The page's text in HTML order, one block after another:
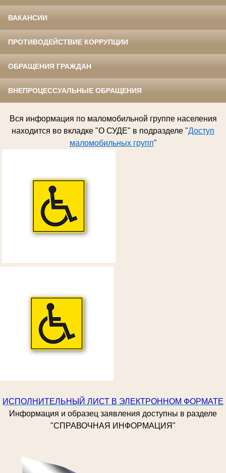
ВАКАНСИИ
ПРОТИВОДЕЙСТВИЕ КОРРУПЦИИ
ОБРАЩЕНИЯ ГРАЖДАН
ВНЕПРОЦЕССУАЛЬНЫЕ ОБРАЩЕНИЯ
Вся информация по маломобильной группе населения
находится во вкладке "О СУДЕ" в подразделе "Доступ
маломобильных групп"
ИСПОЛНИТЕЛЬНЫЙ ЛИСТ В ЭЛЕКТРОННОМ ФОРМАТЕ
Информация и образец заявления доступны в разделе
"СПРАВОЧНАЯ ИНФОРМАЦИЯ"